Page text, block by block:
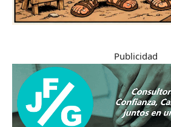
Publicidad